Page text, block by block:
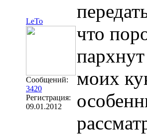
LeTo
Сообщений:
3420
Регистрация:
09.01.2012
что
моих